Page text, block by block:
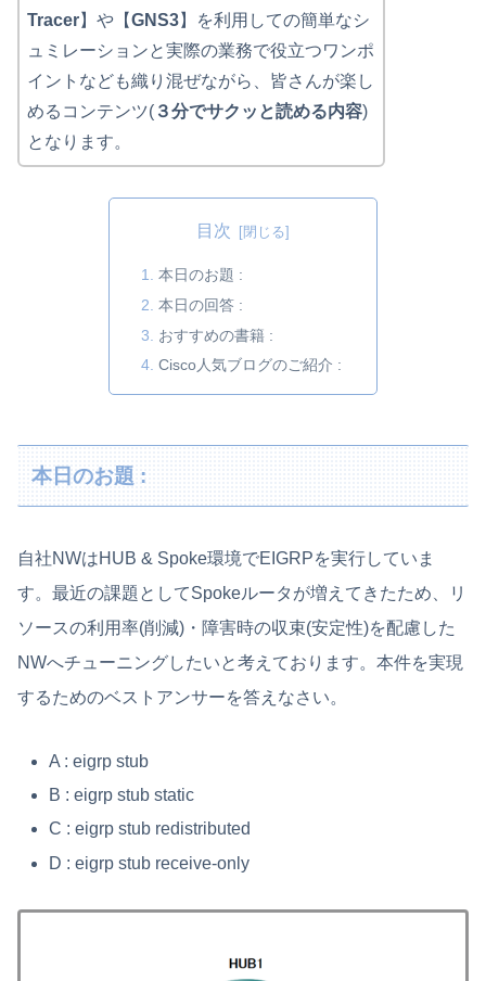
Tracer】や【GNS3】を利用しての簡単なシ
ュミレーションと実際の業務で役立つワンポ
イントなども織り混ぜながら、皆さんが楽し
めるコンテンツ( ３分でサクッと読める内容)
となります。
目次
本日のお題 :
本日の回答 :
おすすめの書籍 :
Cisco人気ブログのご紹介 :
本日のお題 :
自社NWはHUB & Spoke環境でEIGRPを実行していま
す。最近の課題としてSpokeルータが増えてきたため、リ
ソースの利用率(削減)・障害時の収束(安定性)を配慮した
NWへチューニングしたいと考えております。本件を実現
するためのベストアンサーを答えなさい。
A : eigrp stub
B : eigrp stub static
C : eigrp stub redistributed
D : eigrp stub receive-only